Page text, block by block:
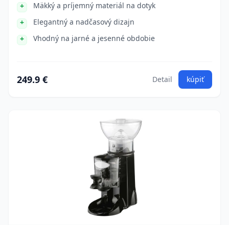
Mäkký a príjemný materiál na dotyk
Elegantný a nadčasový dizajn
Vhodný na jarné a jesenné obdobie
249.9 € Detail kúpiť